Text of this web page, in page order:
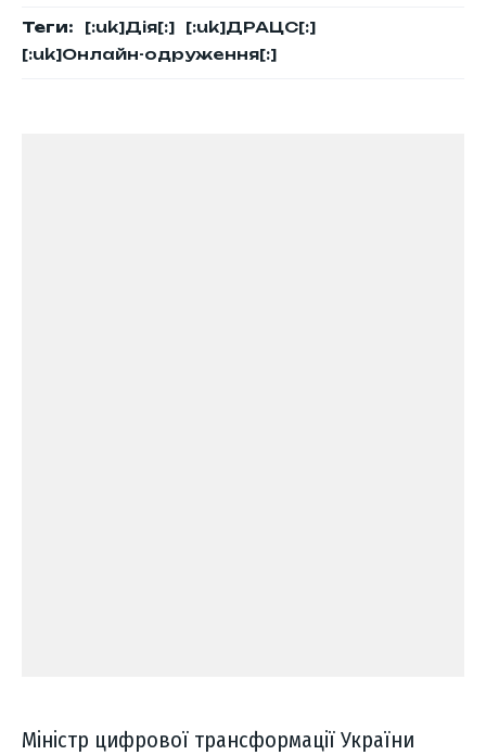
Теги: [:uk]Дія[:]
[:uk]ДРАЦС[:]
[:uk]Онлайн-одруження[:]
Міністр цифрової трансформації України